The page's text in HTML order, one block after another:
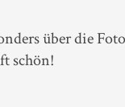
über die
schön!